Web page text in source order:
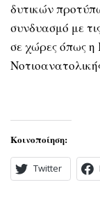
δυτικών
συνδυασμό με
σε χώρες όπως η
Κοινοποίηση:
Twitter